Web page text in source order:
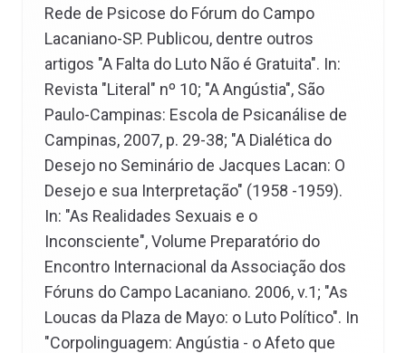
Rede de Psicose do Fórum do Campo
Lacaniano-SP. Publicou, dentre outros
artigos "A Falta do Luto Não é Gratuita". In:
Revista "Literal" nº 10; "A Angústia", São
Paulo-Campinas: Escola de Psicanálise de
Campinas, 2007, p. 29-38; "A Dialética do
Desejo no Seminário de Jacques Lacan: O
Desejo e sua Interpretação" (1958 -1959).
In: "As Realidades Sexuais e o
Inconsciente", Volume Preparatório do
Encontro Internacional da Associação dos
Fóruns do Campo Lacaniano. 2006, v.1; "As
Loucas da Plaza de Mayo: o Luto Político". In
"Corpolinguagem: Angústia - o Afeto que